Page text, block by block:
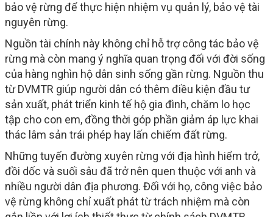
bảo vệ rừng để thực hiện nhiệm vụ quản lý, bảo vệ tài
nguyên rừng.
Nguồn tài chính này không chỉ hỗ trợ công tác bảo vệ
rừng mà còn mang ý nghĩa quan trọng đối với đời sống
của hàng nghìn hộ dân sinh sống gần rừng. Nguồn thu
từ DVMTR giúp người dân có thêm điều kiện đầu tư
sản xuất, phát triển kinh tế hộ gia đình, chăm lo học
tập cho con em, đồng thời góp phần giảm áp lực khai
thác lâm sản trái phép hay lấn chiếm đất rừng.
Những tuyến đường xuyên rừng với địa hình hiểm trở,
đồi dốc và suối sâu đã trở nên quen thuộc với anh và
nhiều người dân địa phương. Đối với họ, công việc bảo
vệ rừng không chỉ xuất phát từ trách nhiệm mà còn